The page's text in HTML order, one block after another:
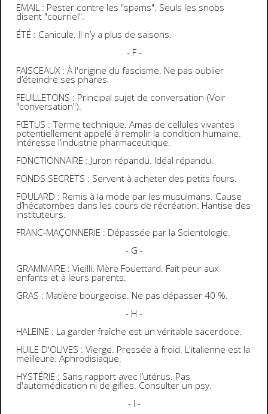
EMAIL : Pester contre les "spams". Seuls les snobs
disent "courriel".
ÉTÉ : Canicule. Il n’y a plus de saisons.
- F -
FAISCEAUX : À l'origine du fascisme. Ne pas oublier
d’éteindre ses phares.
FEUILLETONS : Principal sujet de conversation (Voir
"conversation").
FŒTUS : Terme technique. Amas de cellules vivantes
potentiellement appelé à remplir la condition humaine.
Intéresse l’industrie pharmaceutique.
FONCTIONNAIRE : Juron répandu. Idéal répandu.
FONDS SECRETS : Servent à acheter des petits fours.
FOULARD : Remis à la mode par les musulmans. Cause
d’hécatombes dans les cours de récréation. Hantise des
instituteurs.
FRANC-MAÇONNERIE : Dépassée par la Scientologie.
- G -
GRAMMAIRE : Vieilli. Mère Fouettard. Fait peur aux
enfants et à leurs parents.
GRAS : Matière bourgeoise. Ne pas dépasser 40 %.
- H -
HALEINE : La garder fraîche est un véritable sacerdoce.
HUILE D'OLIVES : Vierge. Pressée à froid. L'italienne est la
meilleure. Aphrodisiaque.
HYSTÉRIE : Sans rapport avec l’utérus. Pas
d'automédication ni de gifles. Consulter un psy.
- I -